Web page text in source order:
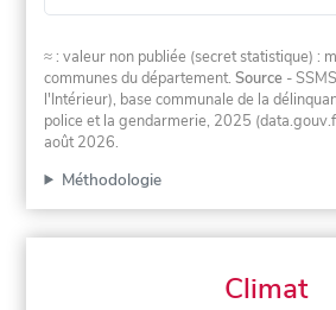
≈ : valeur non publiée (secret statistique) :
communes du département.Source -
l'Intérieur), base communale de la
police et la gendarmerie, 2025
août 2026.
Méthodologie
Climat